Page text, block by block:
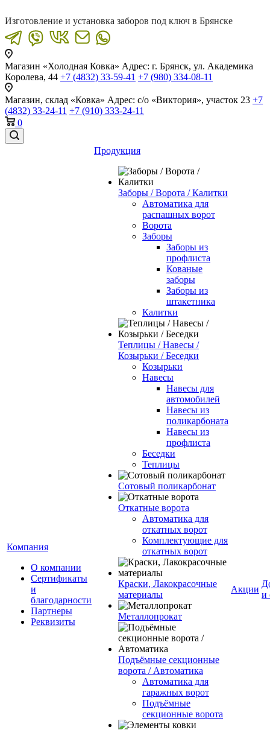
Изготовление и установка заборов под ключ в Брянске
Магазин «Холодная Ковка» Адрес: г. Брянск, ул. Академика
Королева, 44 +7 (4832) 33-59-41 +7 (980) 334-08-11
Магазин, склад «Ковка» Адрес: с/о «Виктория», участок 23 +7
(4832) 33-24-11 +7 (910) 333-24-11
0
Компания
О компании
Сертификаты
и
благодарности
Партнеры
Реквизиты
Продукция
Заборы / Ворота / Калитки
Автоматика для
распашных ворот
Ворота
Заборы
Заборы из
профлиста
Кованые
заборы
Заборы из
штакетника
Калитки
Теплицы / Навесы /
Козырьки / Беседки
Козырьки
Навесы
Навесы для
автомобилей
Навесы из
поликарбоната
Навесы из
профлиста
Беседки
Теплицы
Сотовый поликарбонат
Откатные ворота
Автоматика для
откатных ворот
Комплектующие для
откатных ворот
Краски, Лакокрасочные
материалы
Металлопрокат
Подъёмные секционные
ворота / Автоматика
Автоматика для
гаражных ворот
Подъёмные
секционные ворота
Акции
и